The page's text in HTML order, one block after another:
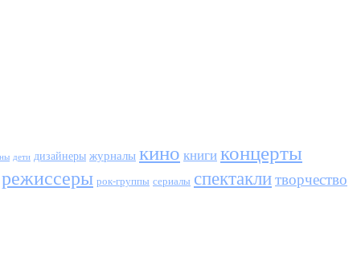
дети дизайнеры журналы кино книги концерты
режиссеры рок-группы сериалы спектаклитворчество